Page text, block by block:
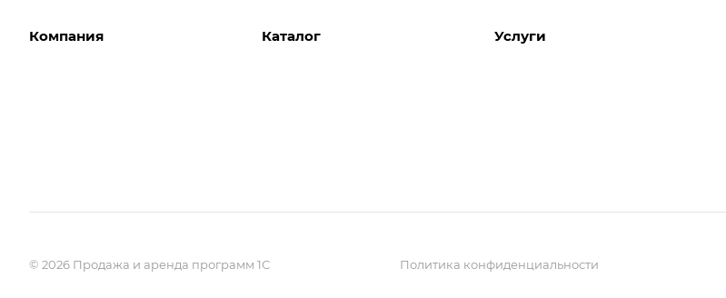
Компания Каталог Услуги
Услуги для производственных
© 2026 Продажа и аренда программ 1С Политика конфиденциальности